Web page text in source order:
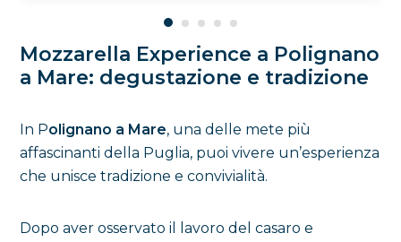
Mozzarella Experience a Polignano
a Mare: degustazione e tradizione
In Polignano a Mare, una delle mete più
affascinanti della Puglia, puoi vivere un’esperienza
che unisce tradizione e convivialità.
Dopo aver osservato il lavoro del casaro e